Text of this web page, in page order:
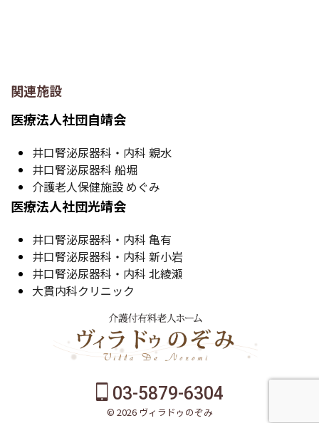
関連施設
医療法人社団自靖会
井口腎泌尿器科・内科 親水
井口腎泌尿器科 船堀
介護老人保健施設 めぐみ
医療法人社団光靖会
井口腎泌尿器科・内科 亀有
井口腎泌尿器科・内科 新小岩
井口腎泌尿器科・内科 北綾瀬
大貫内科クリニック
03-5879-6304
© 2026 ヴィラドゥのぞみ